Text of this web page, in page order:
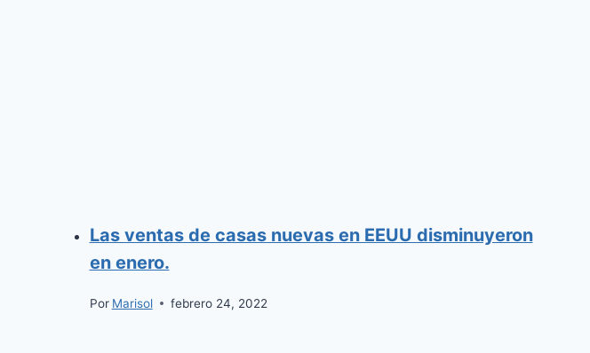
Las ventas de casas nuevas en EEUU disminuyeron
en enero.
Por Marisol febrero 24, 2022